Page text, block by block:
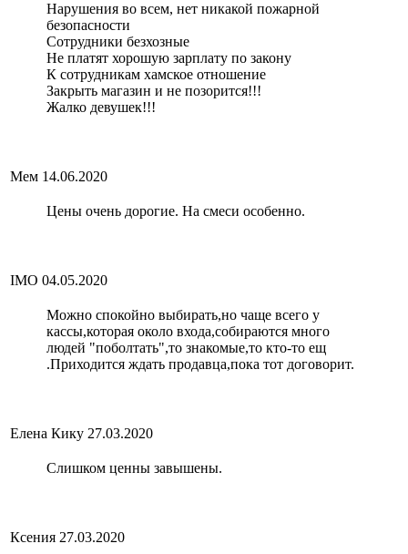
Нарушения во всем, нет никакой пожарной
безопасности
Сотрудники безхозные
Не платят хорошую зарплату по закону
К сотрудникам хамское отношение
Закрыть магазин и не позорится!!!
Жалко девушек!!!
Мем 14.06.2020
Цены очень дорогие. На смеси особенно.
IMO 04.05.2020
Можно спокойно выбирать,но чаще всего у
кассы,которая около входа,собираются много
людей "поболтать",то знакомые,то кто-то ещ
.Приходится ждать продавца,пока тот договорит.
Елена Кику 27.03.2020
Слишком ценны завышены.
Ксения 27.03.2020